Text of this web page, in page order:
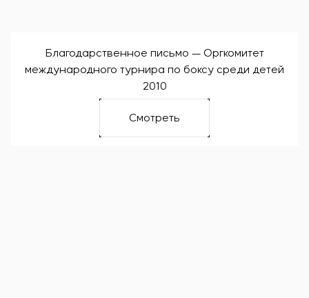
Благодарственное письмо — Оргкомитет
международного турнира по боксу среди детей
2010
Смотреть